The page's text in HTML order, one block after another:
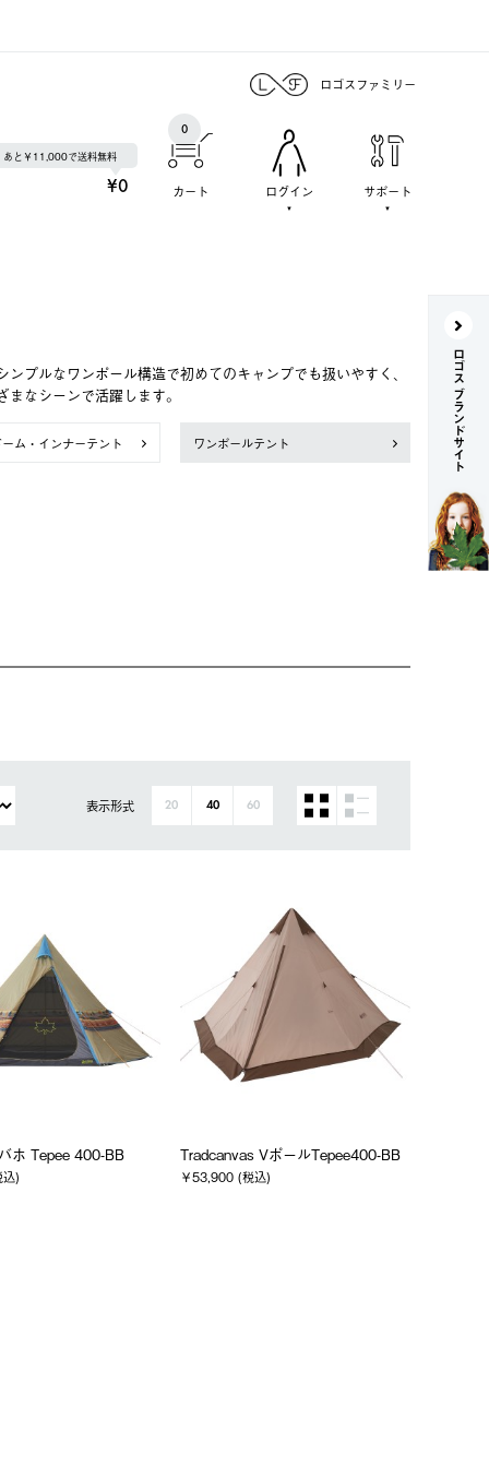
ロゴスファミリー
あと￥11,000で送料無料
¥0 カート
0
ログイン サポート
プルなワンポール構造で初めてのキャンプでも扱いやすく、
なシーンで活躍します。
ム・インナーテント ワンポールテント
表示形式 20 40 60
ホ Tepee 400-BB
)
Tradcanvas VポールTepee400-BB
￥53,900 (税込)
ロゴス ブランドサイト